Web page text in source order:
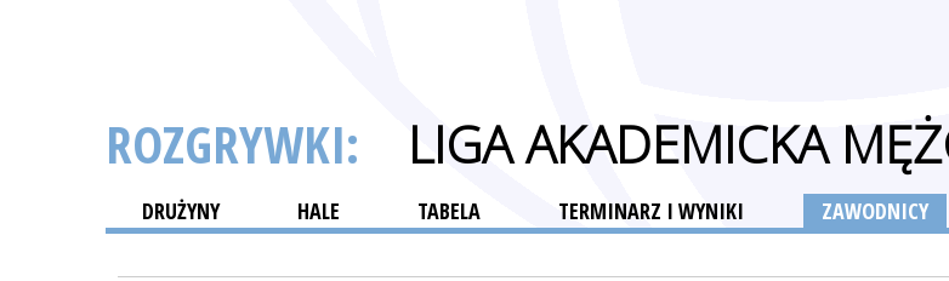
ROZGRYWKI: LIGA AKADEMICKA
DRUŻYNY HALE TABELA TERMINARZ I WYNIKI ZAWODNICY